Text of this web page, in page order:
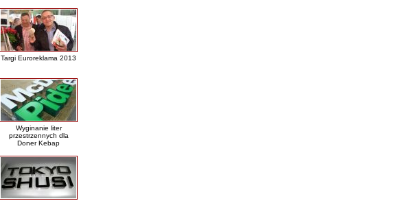
Targi Euroreklama 2013
Wyginanie liter
przestrzennych dla
Doner Kebap